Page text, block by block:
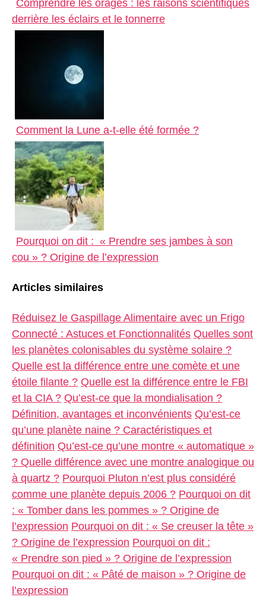
Comprendre les orages : les raisons scientifiques
derrière les éclairs et le tonnerre
Comment la Lune a-t-elle été formée ?
Pourquoi on dit : « Prendre ses jambes à son
cou » ? Origine de l’expression
Articles similaires
Réduisez le Gaspillage Alimentaire avec un Frigo
Connecté : Astuces et Fonctionnalités Quelles sont
les planètes colonisables du système solaire ?
Quelle est la différence entre une comète et une
étoile filante ? Quelle est la différence entre le FBI
et la CIA ? Qu’est-ce que la mondialisation ?
Définition, avantages et inconvénients Qu’est-ce
qu’une planète naine ? Caractéristiques et
définition Qu’est-ce qu’une montre « automatique »
? Quelle différence avec une montre analogique ou
à quartz ? Pourquoi Pluton n’est plus considéré
comme une planète depuis 2006 ? Pourquoi on dit
: « Tomber dans les pommes » ? Origine de
l’expression Pourquoi on dit : « Se creuser la tête »
? Origine de l’expression Pourquoi on dit :
« Prendre son pied » ? Origine de l’expression
Pourquoi on dit : « Pâté de maison » ? Origine de
l’expression